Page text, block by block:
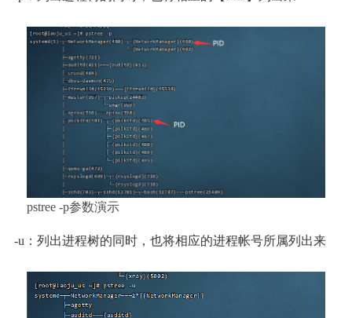
pstree -p参数演示
-u：列出进程树的同时，也将相应的进程帐号所属列出来